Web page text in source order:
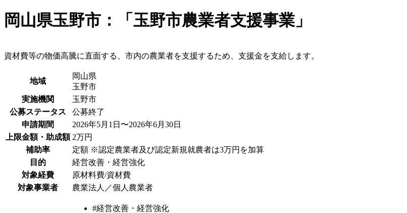
岡山県玉野市：「玉野市農業者支援事業」
資材費等の物価高騰に直面する、市内の農業者を支援するため、支援金を支給します。
地域
岡山県
玉野市
実施機関
玉野市
公募ステータス
公募終了
申請期間
2026年5月1日〜2026年6月30日
上限金額・助成額 2万円
補助率
定額 ※認定農業者及び認定新規就農者は3万円を加算
目的
経営改善・経営強化
対象経費
原材料費/資材費
対象事業者
農業法人／個人農業者
#経営改善・経営強化